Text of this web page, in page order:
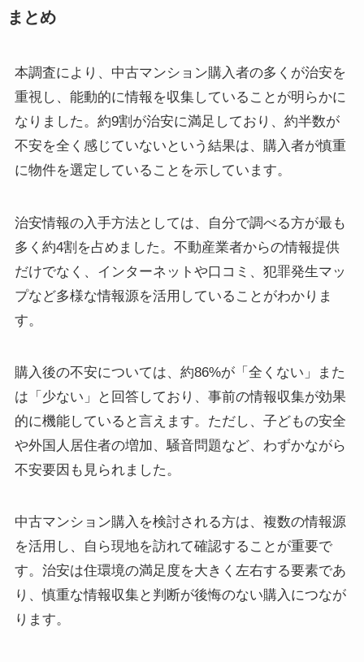
まとめ
本調査により、中古マンション購入者の多くが治安を
重視し、能動的に情報を収集していることが明らかに
なりました。約9割が治安に満足しており、約半数が
不安を全く感じていないという結果は、購入者が慎重
に物件を選定していることを示しています。
治安情報の入手方法としては、自分で調べる方が最も
多く約4割を占めました。不動産業者からの情報提供
だけでなく、インターネットや口コミ、犯罪発生マッ
プなど多様な情報源を活用していることがわかりま
す。
購入後の不安については、約86%が「全くない」また
は「少ない」と回答しており、事前の情報収集が効果
的に機能していると言えます。ただし、子どもの安全
や外国人居住者の増加、騒音問題など、わずかながら
不安要因も見られました。
中古マンション購入を検討される方は、複数の情報源
を活用し、自ら現地を訪れて確認することが重要で
す。治安は住環境の満足度を大きく左右する要素であ
り、慎重な情報収集と判断が後悔のない購入につなが
ります。